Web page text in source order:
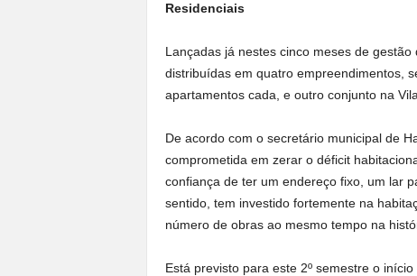
Residenciais
Lançadas já nestes cinco meses de
distribuídas em quatro empreendimentos,
apartamentos cada, e outro conjunto na
De acordo com o secretário municipal de
comprometida em zerar o déficit
confiança de ter um endereço fixo, um lar
sentido, tem investido fortemente na
número de obras ao mesmo tempo na
Está previsto para este 2º semestre o